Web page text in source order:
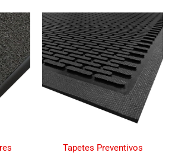
Tapetes Preventivos